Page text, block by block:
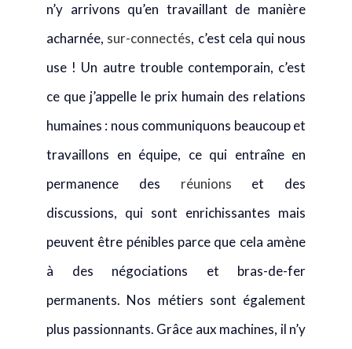
n’y arrivons qu’en travaillant de manière
acharnée, sur-connectés, c’est cela qui nous
use ! Un autre trouble contemporain, c’est
ce que j’appelle le prix humain des relations
humaines : nous communiquons beaucoup et
travaillons en équipe, ce qui entraîne en
permanence des réunions et des
discussions, qui sont enrichissantes mais
peuvent être pénibles parce que cela amène
à des négociations et bras-de-fer
permanents. Nos métiers sont également
plus passionnants. Grâce aux machines, il n’y